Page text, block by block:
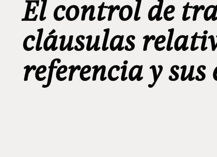
El control de
cláusulas
referencia y sus